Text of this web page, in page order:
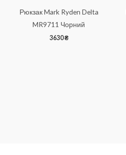
Рюкзак Mark Ryden Delta
MR9711 Чорний
3630₴